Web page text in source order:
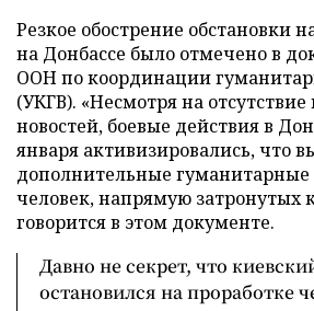
Резкое обострение обстановки
на Донбассе было отмечено в
ООН по координации
(УКГВ). «Несмотря на отсутствие
новостей, боевые действия в
января активизировались, что
дополнительные
человек, напрямую затронутых
говорится в этом документе.
Давно не секрет, что
остановился на проработке